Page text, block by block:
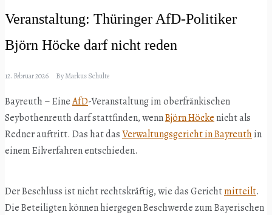
Veranstaltung: Thüringer AfD-Politiker
Björn Höcke darf nicht reden
12. Februar 2026 ByMarkus Schulte
Bayreuth – EineAfD-Veranstaltung im oberfränkischen
Seybothenreuth darf stattfinden, wennBjörn Höcke nicht als
Redner auftritt. Das hat dasVerwaltungsgericht in Bayreuthin
einem Eilverfahren entschieden.
Der Beschluss ist nicht rechtskräftig, wie das Gerichtmitteilt.
Die Beteiligten können hiergegen Beschwerde zum Bayerischen